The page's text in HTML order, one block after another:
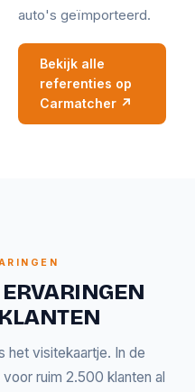
auto's geïmporteerd.
Bekijk alle
referenties op
Carmatcher ↗
het visitekaartje. In de
ruim 2.500 klanten al